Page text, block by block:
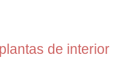
de interior